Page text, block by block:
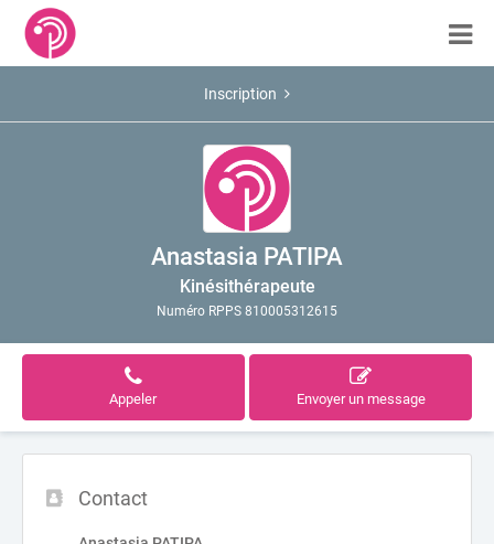
Inscription
Anastasia PATIPA
Kinésithérapeute
Numéro RPPS 810005312615
Appeler Envoyer un message
Contact